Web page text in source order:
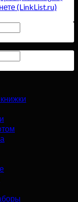
(LinkList.ru)